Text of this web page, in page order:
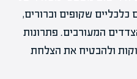
שקופים וברורים,
המעורבים. פתרונות
ולהבטיח את הצלחת